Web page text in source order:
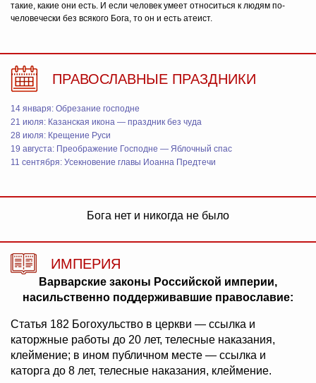
такие, какие они есть. И если человек умеет относиться к людям по-
человечески без всякого Бога, то он и есть атеист.
ПРАВОСЛАВНЫЕ ПРАЗДНИКИ
14 января: Обрезание господне
21 июля: Казанская икона — праздник без чуда
28 июля: Крещение Руси
19 августа: Преображение Господне — Яблочный спас
11 сентября: Усекновение главы Иоанна Предтечи
Бога нет и никогда не было
ИМПЕРИЯ
Варварские законы Российской империи,
насильственно поддерживавшие православие:
Статья 182 Богохульство в церкви — ссылка и
каторжные работы до 20 лет, телесные наказания,
клеймение; в ином публичном месте — ссылка и
каторга до 8 лет, телесные наказания, клеймение.